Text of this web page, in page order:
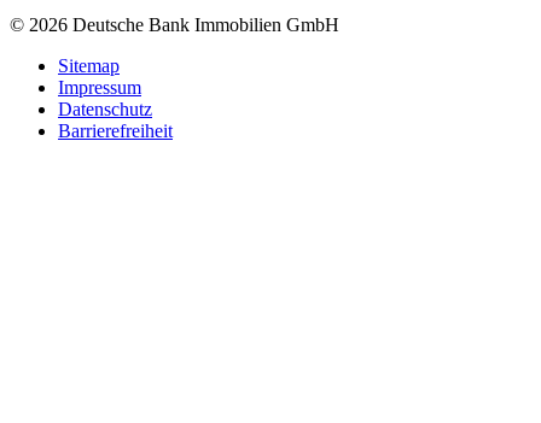
© 2026 Deutsche Bank Immobilien GmbH
Sitemap
Impressum
Datenschutz
Barrierefreiheit